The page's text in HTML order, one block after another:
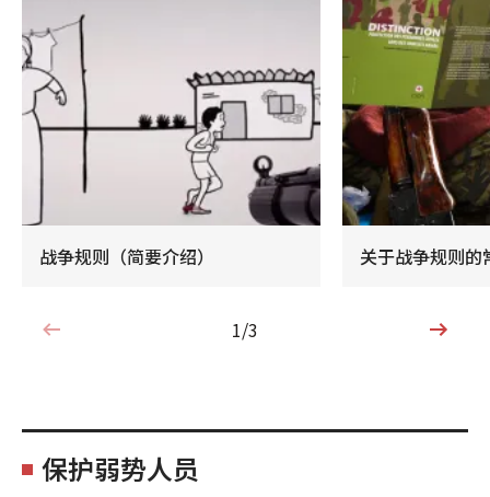
战争规则（简要介绍） 关于战争规则的
1/3
1/3
保护弱势人员